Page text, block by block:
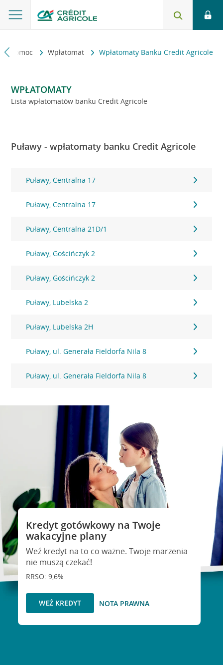
i pomoc Wpłatomat Wpłatomaty Banku Credit Agricole
WPŁATOMATY
Lista wpłatomatów banku Credit Agricole
Puławy - wpłatomaty banku Credit Agricole
Puławy, Centralna 17
Puławy, Centralna 17
Puławy, Centralna 21D/1
Puławy, Gościńczyk 2
Puławy, Gościńczyk 2
Puławy, Lubelska 2
Puławy, Lubelska 2H
Puławy, ul. Generała Fieldorfa Nila 8
Puławy, ul. Generała Fieldorfa Nila 8
Kredyt gotówkowy na Twoje
wakacyjne plany
Weź kredyt na to co ważne. Twoje marzenia
nie muszą czekać!
RRSO: 9,6%
WEŹ KREDYT NOTA PRAWNA